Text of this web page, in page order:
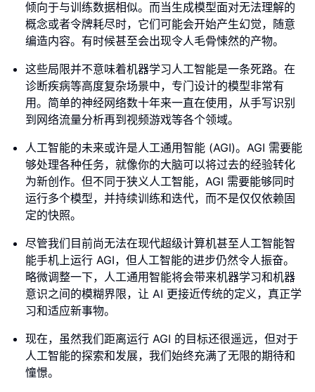
倾向于与训练数据相似。而当生成模型面对无法理解的
概念或者令牌耗尽时，它们可能会开始产生幻觉，随意
编造内容。有时候甚至会出现令人毛骨悚然的产物。
这些局限并不意味着机器学习人工智能是一条死路。在
诊断疾病等高度复杂场景中，专门设计的模型非常有
用。简单的神经网络数十年来一直在使用，从手写识别
到网络流量分析再到视频游戏等各个领域。
人工智能的未来或许是人工通用智能 (AGI)。AGI 需要能
够处理各种任务，就像你的大脑可以将过去的经验转化
为新创作。但不同于狭义人工智能，AGI 需要能够同时
运行多个模型，并持续训练和迭代，而不是仅仅依赖固
定的快照。
尽管我们目前尚无法在现代超级计算机甚至人工智能智
能手机上运行 AGI，但人工智能的进步仍然令人振奋。
略微调整一下，人工通用智能将会带来机器学习和机器
意识之间的模糊界限，让 AI 更接近传统的定义，真正学
习和适应新事物。
现在，虽然我们距离运行 AGI 的目标还很遥远，但对于
人工智能的探索和发展，我们始终充满了无限的期待和
憧憬。